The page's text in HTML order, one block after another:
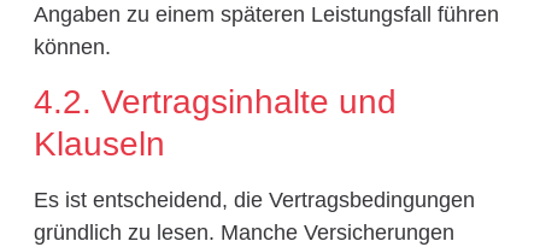
Angaben zu einem späteren Leistungsfall führen
können.
4.2. Vertragsinhalte und
Klauseln
Es ist entscheidend, die Vertragsbedingungen
gründlich zu lesen. Manche Versicherungen